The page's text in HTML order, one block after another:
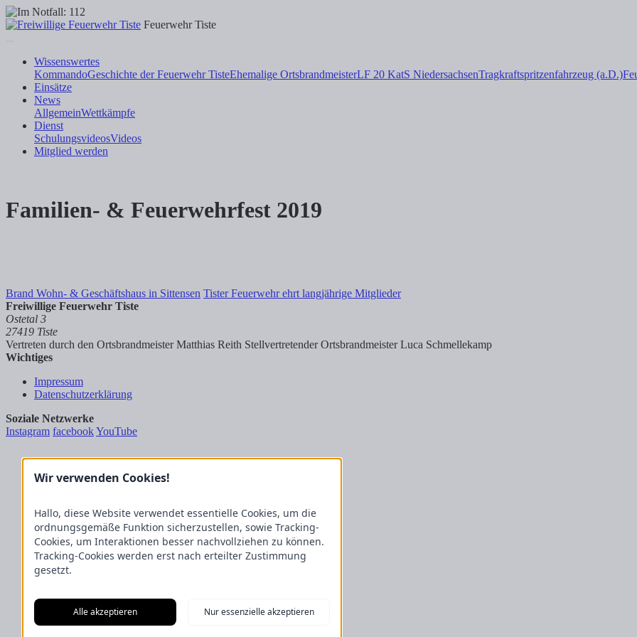
Feuerwehr Tiste
Wissenswertes
KommandoGeschichte der Feuerwehr TisteEhemalige OrtsbrandmeisterLF 20 KatS NiedersachsenTragkraftspritzenfahrzeug (a.D.)
Einsätze
News
AllgemeinWettkämpfe
Dienst
SchulungsvideosVideos
Mitglied werden
Familien- & Feuerwehrfest 2019
Brand Wohn- & Geschäftshaus in Sittensen Tister Feuerwehr ehrt langjährige Mitglieder
Freiwillige Feuerwehr Tiste
Ostetal 3
27419 Tiste
Vertreten durch den Ortsbrandmeister Matthias Reith Stellvertretender Ortsbrandmeister Luca Schmellekamp
Wichtiges
Impressum
Datenschutzerklärung
Soziale Netzwerke
Instagram facebookYouTube
Wir verwenden Cookies!
Hallo, diese Website verwendet essentielle Cookies, um die
ordnungsgemäße Funktion sicherzustellen, sowie Tracking-
Cookies, um Interaktionen besser nachvollziehen zu können.
Tracking-Cookies werden erst nach erteilter Zustimmung
gesetzt.
Alle akzeptieren Nur essenzielle akzeptieren